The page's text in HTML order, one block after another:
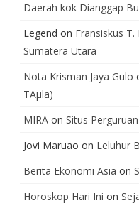
Daerah kok Dianggap
Legend on Fransiskus
Sumatera Utara
Nota Krisman Jaya Gulo
TÃµla)
MIRA on Situs
Jovi Maruao on Leluhur
Berita Ekonomi Asia on
Horoskop Hari Ini on